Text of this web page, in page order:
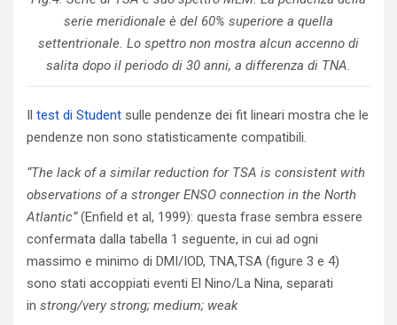
serie meridionale è del 60% superiore a quella
settentrionale. Lo spettro non mostra alcun accenno di
salita dopo il periodo di 30 anni, a differenza di TNA.
Il test di Student sulle pendenze dei fit lineari mostra che le
pendenze non sono statisticamente compatibili.
“The lack of a similar reduction for TSA is consistent with
observations of a stronger ENSO connection in the North
Atlantic”(Enfield et al, 1999): questa frase sembra essere
confermata dalla tabella 1 seguente, in cui ad ogni
massimo e minimo di DMI/IOD, TNA,TSA (figure 3 e 4)
sono stati accoppiati eventi El Nino/La Nina, separati
in strong/very strong; medium; weak